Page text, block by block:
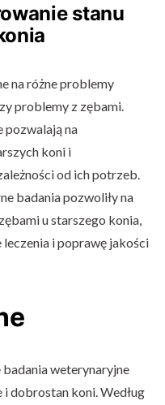
stanu
na różne problemy
problemy z zębami.
pozwalają na
koni i
od ich potrzeb.
badania pozwoliły na
u starszego konia,
i poprawę jakości
weterynaryjne
i dobrostan koni. Według